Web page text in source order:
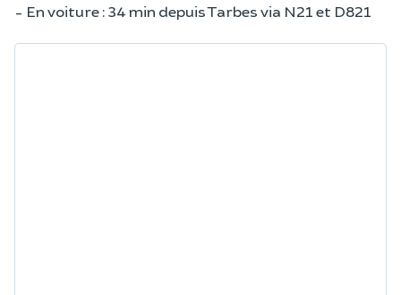
- En voiture : 34 min depuis Tarbes via N21 et D821